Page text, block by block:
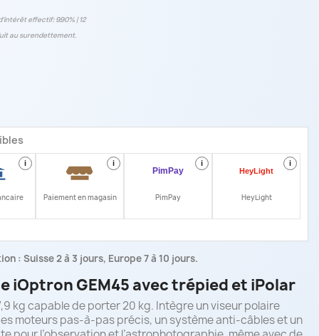
effectif: 9.90% | 12
au surendettement.
i i
Paiement en magasin
i
PimPay
i
HeyLight
: Suisse 2 à 3 jours, Europe 7 à 10 jours.
iOptron GEM45 avec trépied et iPolar
kg capable de porter 20 kg. Intègre un viseur polaire
moteurs pas-à-pas précis, un système anti-câbles et un